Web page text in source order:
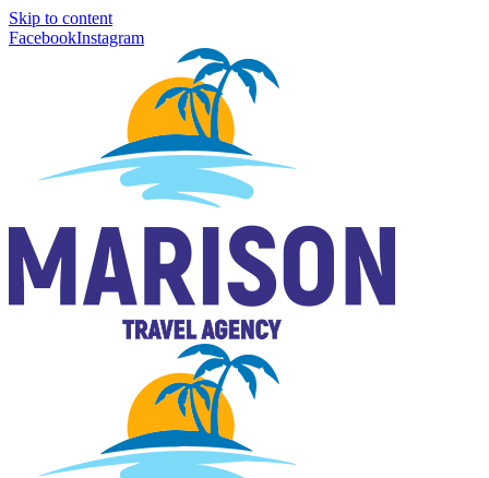
Skip to content
FacebookInstagram